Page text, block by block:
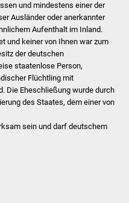
Dienstleistungen
Lebenslagen
Formulare
Bürgerinfos
und mindestens einer der
Ausländer oder anerkannter
Aufenthalt im Inland.
und keiner von Ihnen war zum
der deutschen
staatenlose Person,
Flüchtling mit
Die Eheschließung wurde durch
des Staates, dem einer von
sein und darf deutschem